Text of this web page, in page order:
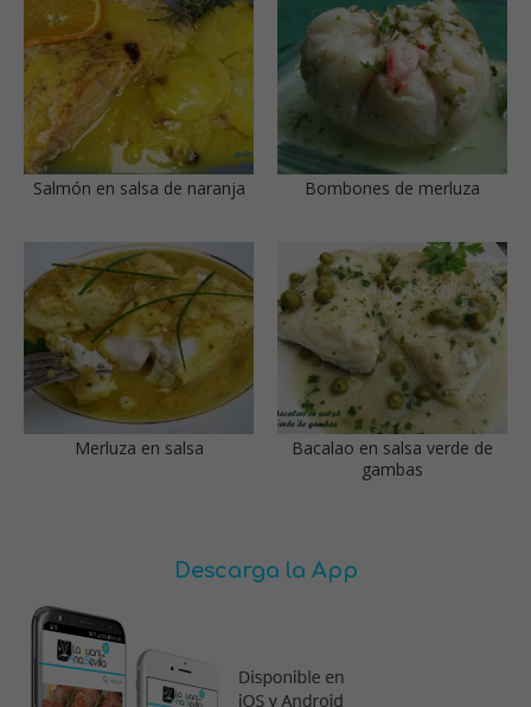
Salmón en salsa de naranja Bombones de merluza
Merluza en salsa
Bacalao en salsa verde de
gambas
Descarga la App